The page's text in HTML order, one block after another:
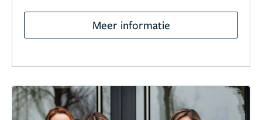
Meer informatie